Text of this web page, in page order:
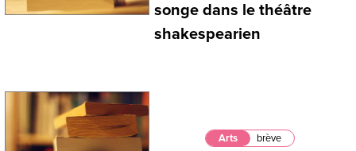
songe dans le théâtre
shakespearien
Arts brève